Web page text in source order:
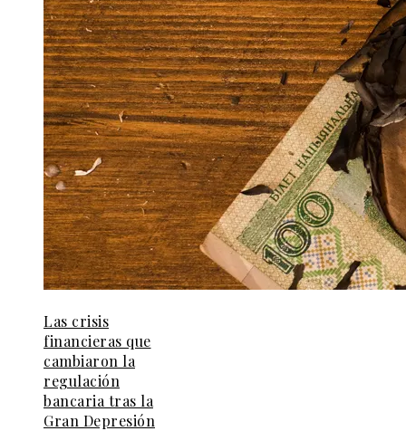
Las crisis
financieras que
cambiaron la
regulación
bancaria tras la
Gran Depresión